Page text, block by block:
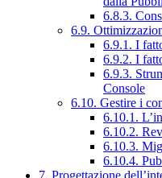
6.8.3.
6.9.
6.9.1. I
6.9.2. I
6.9.3.
Console
6.10. Gestire i
6.10.1.
6.10.2.
6.10.3.
6.10.4.
7. Progettazione